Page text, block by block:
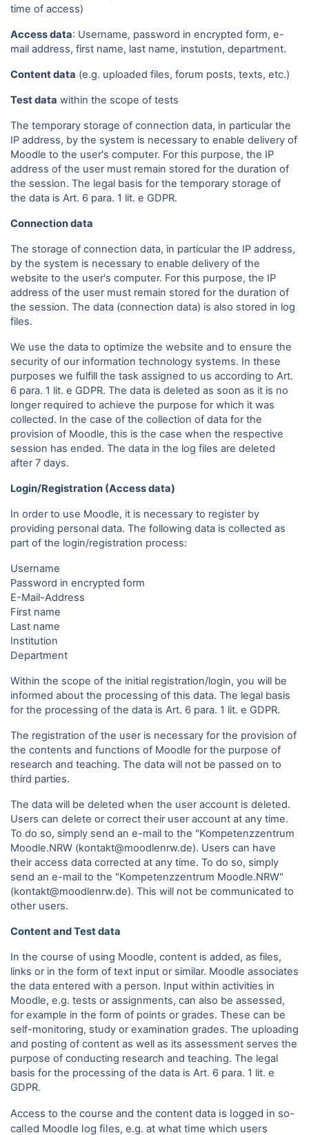
time of access)
Access data: Username, password in encrypted form, e-
mail address, first name, last name, instution, department.
Content data (e.g. uploaded files, forum posts, texts, etc.)
Test data within the scope of tests
The temporary storage of connection data, in particular the
IP address, by the system is necessary to enable delivery of
Moodle to the user's computer. For this purpose, the IP
address of the user must remain stored for the duration of
the session. The legal basis for the temporary storage of
the data is Art. 6 para. 1 lit. e GDPR.
Connection data
The storage of connection data, in particular the IP address,
by the system is necessary to enable delivery of the
website to the user's computer. For this purpose, the IP
address of the user must remain stored for the duration of
the session. The data (connection data) is also stored in log
files.
We use the data to optimize the website and to ensure the
security of our information technology systems. In these
purposes we fulfill the task assigned to us according to Art.
6 para. 1 lit. e GDPR. The data is deleted as soon as it is no
longer required to achieve the purpose for which it was
collected. In the case of the collection of data for the
provision of Moodle, this is the case when the respective
session has ended. The data in the log files are deleted
after 7 days.
Login/Registration (Access data)
In order to use Moodle, it is necessary to register by
providing personal data. The following data is collected as
part of the login/registration process:
Username
Password in encrypted form
E-Mail-Address
First name
Last name
Institution
Department
Within the scope of the initial registration/login, you will be
informed about the processing of this data. The legal basis
for the processing of the data is Art. 6 para. 1 lit. e GDPR.
The registration of the user is necessary for the provision of
the contents and functions of Moodle for the purpose of
research and teaching. The data will not be passed on to
third parties.
The data will be deleted when the user account is deleted.
Users can delete or correct their user account at any time.
To do so, simply send an e-mail to the "Kompetenzzentrum
Moodle.NRW (kontakt@moodlenrw.de). Users can have
their access data corrected at any time. To do so, simply
send an e-mail to the "Kompetenzzentrum Moodle.NRW"
(kontakt@moodlenrw.de). This will not be communicated to
other users.
Content and Test data
In the course of using Moodle, content is added, as files,
links or in the form of text input or similar. Moodle associates
the data entered with a person. Input within activities in
Moodle, e.g. tests or assignments, can also be assessed,
for example in the form of points or grades. These can be
self-monitoring, study or examination grades. The uploading
and posting of content as well as its assessment serves the
purpose of conducting research and teaching. The legal
basis for the processing of the data is Art. 6 para. 1 lit. e
GDPR.
Access to the course and the content data is logged in so-
called Moodle log files, e.g. at what time which users